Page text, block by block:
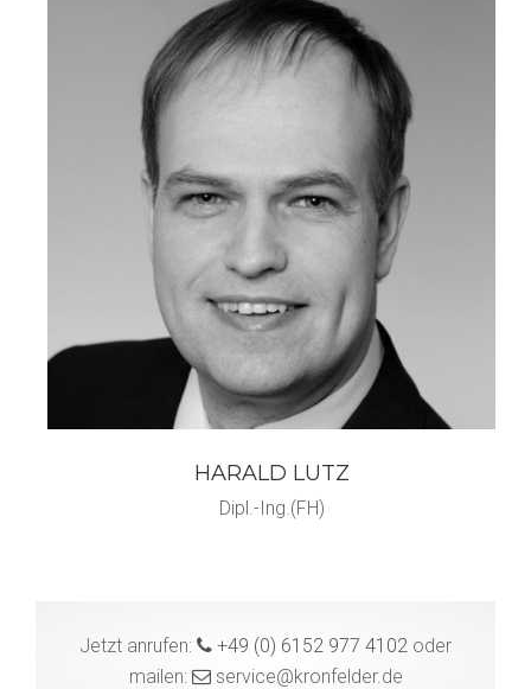
HARALD LUTZ
Dipl.-Ing.(FH)
Jetzt anrufen: +49 (0) 6152 977 4102 oder
mailen:
service@kronfelder.de